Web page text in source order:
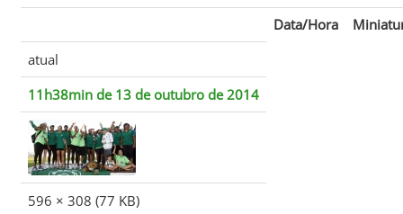
Data/Hora
atual
11h38min de 13 de outubro de 2014
596 × 308 (77 KB)